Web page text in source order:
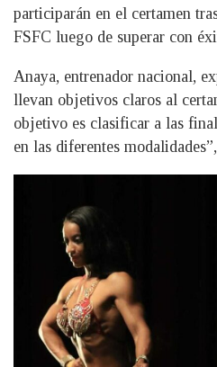
participarán en el certamen
FSFC luego de superar con
Anaya, entrenador nacional,
llevan objetivos claros al
objetivo es clasificar a las
en las diferentes